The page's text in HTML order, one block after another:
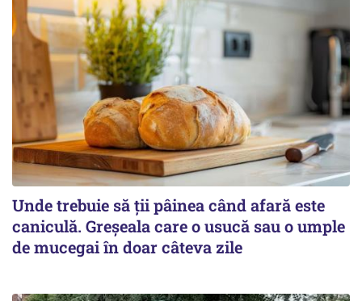
Unde trebuie să ții pâinea când afară este
caniculă. Greșeala care o usucă sau o umple
de mucegai în doar câteva zile